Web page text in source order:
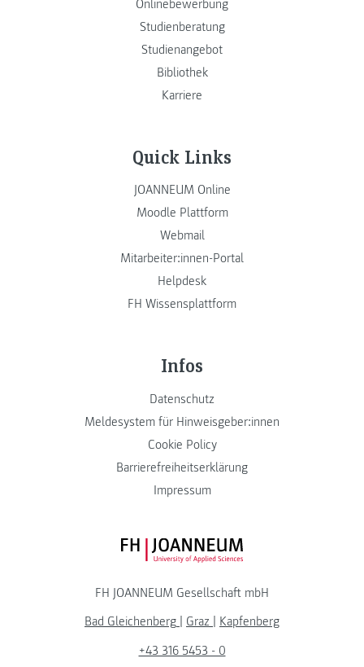
Onlinebewerbung
Studienberatung
Studienangebot
Bibliothek
Karriere
Quick Links
JOANNEUM Online
Moodle Plattform
Webmail
Mitarbeiter:innen-Portal
Helpdesk
FH Wissensplattform
Infos
Datenschutz
Meldesystem für Hinweisgeber:innen
Cookie Policy
Barrierefreiheitserklärung
Impressum
FH JOANNEUM Logo
FH JOANNEUM Gesellschaft mbH
Bad Gleichenberg
Graz
Kapfenberg
+43 316 5453 - 0